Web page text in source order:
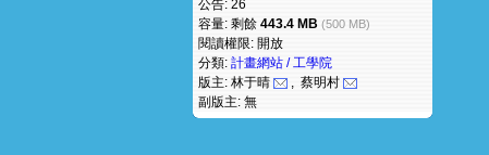
公告: 26
容量: 剩餘 443.4 MB (500 MB)
閱讀權限: 開放
分類: 計畫網站 / 工學院
版主: 林于晴
, 蔡明村
副版主: 無